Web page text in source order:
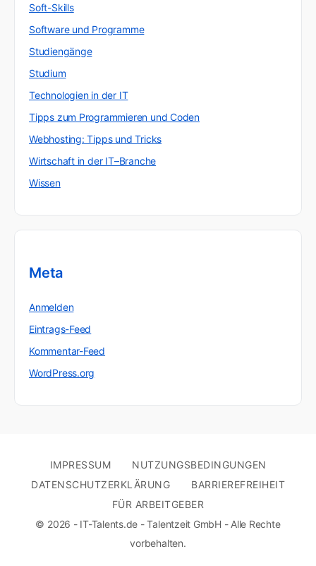
Soft-Skills
Software und Programme
Studiengänge
Studium
Technologien in der IT
Tipps zum Programmieren und Coden
Webhosting: Tipps und Tricks
Wirtschaft in der IT–Branche
Wissen
Meta
Anmelden
Eintrags-Feed
Kommentar-Feed
WordPress.org
IMPRESSUM
NUTZUNGSBEDINGUNGEN
DATENSCHUTZERKLÄRUNG
BARRIEREFREIHEIT
FÜR ARBEITGEBER
© 2026 - IT-Talents.de - Talentzeit GmbH - Alle Rechte
vorbehalten.